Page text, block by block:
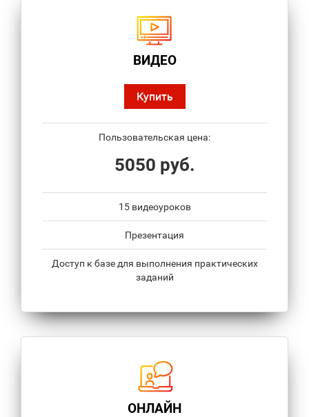
ВИДЕО
Купить
Пользовательская цена:
5050 руб.
15 видеоуроков
Презентация
Доступ к базе для выполнения практических
заданий
ОНЛАЙН